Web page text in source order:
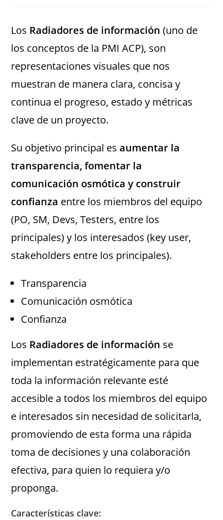
Los Radiadores de información (uno de
los conceptos de la PMI ACP), son
representaciones visuales que nos
muestran de manera clara, concisa y
continua el progreso, estado y métricas
clave de un proyecto.
Su objetivo principal esaumentar la
transparencia, fomentar la
comunicación osmótica y construir
confianza entre los miembros del equipo
(PO, SM, Devs, Testers, entre los
principales) y los interesados (key user,
stakeholders entre los principales).
Transparencia
Comunicación osmótica
Confianza
Los Radiadores de información se
implementan estratégicamente para que
toda la información relevante esté
accesible a todos los miembros del equipo
e interesados sin necesidad de solicitarla,
promoviendo de esta forma una rápida
toma de decisiones y una colaboración
efectiva​​​, para quien lo requiera y/o
proponga.
Características clave: